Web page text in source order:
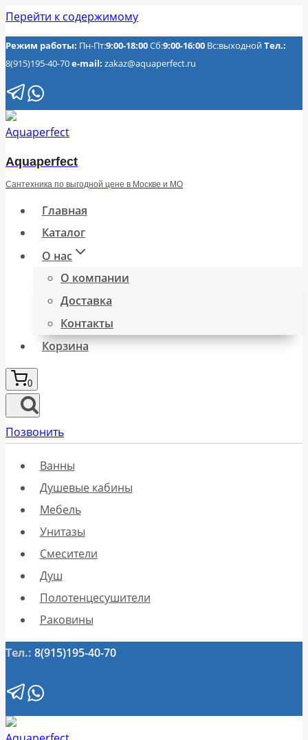
Перейти к содержимому
Режим работы: Пн-Пт:9:00-18:00Сб:9:00-16:00 Вс:выходнойТел.:
8(915)195-40-70e-mail: zakaz@aquaperfect.ru
Aquaperfect
Сантехника по выгодной цене в Москве и МО
Главная
Каталог
О нас
О компании
Доставка
Контакты
Корзина
0
Позвонить
Ванны
Душевые кабины
Мебель
Унитазы
Смесители
Душ
Полотенцесушители
Раковины
Тел.: 8(915)195-40-70